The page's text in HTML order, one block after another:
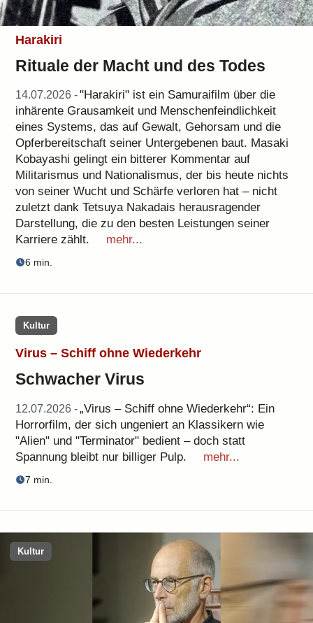
Harakiri
Rituale der Macht und des Todes
14.07.2026 -"Harakiri" ist ein Samuraifilm über die
inhärente Grausamkeit und Menschenfeindlichkeit
eines Systems, das auf Gewalt, Gehorsam und die
Opferbereitschaft seiner Untergebenen baut. Masaki
Kobayashi gelingt ein bitterer Kommentar auf
Militarismus und Nationalismus, der bis heute nichts
von seiner Wucht und Schärfe verloren hat – nicht
zuletzt dank Tetsuya Nakadais herausragender
Darstellung, die zu den besten Leistungen seiner
Karriere zählt.
mehr...
6 min.
Kultur
Virus – Schiff ohne Wiederkehr
Schwacher Virus
12.07.2026 -„Virus – Schiff ohne Wiederkehr“: Ein
Horrorfilm, der sich ungeniert an Klassikern wie
"Alien" und "Terminator" bedient – doch statt
Spannung bleibt nur billiger Pulp.
mehr...
7 min.
Kultur